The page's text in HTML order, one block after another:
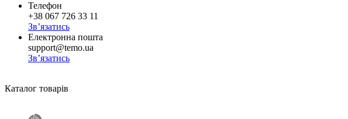
Телефон
+38 067 726 33 11
Зв’язатись
Електронна пошта
support@temo.ua
Зв’язатись
Каталог товарів